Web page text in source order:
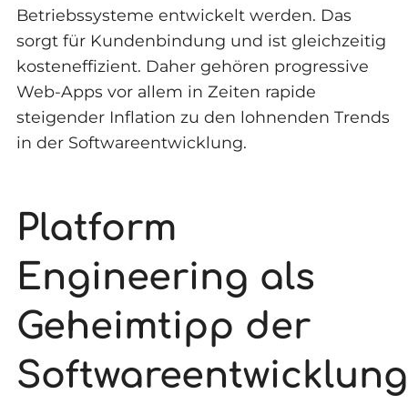
Betriebssysteme entwickelt werden. Das
sorgt für Kundenbindung und ist gleichzeitig
kosteneffizient. Daher gehören progressive
Web-Apps vor allem in Zeiten rapide
steigender Inflation zu den lohnenden Trends
in der Softwareentwicklung.
Platform
Engineering als
Geheimtipp der